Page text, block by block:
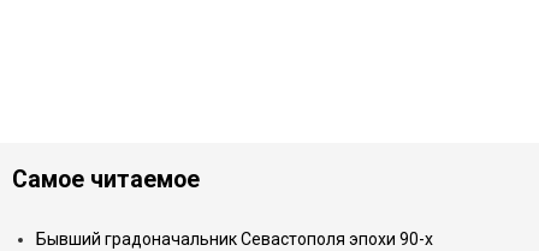
Самое читаемое
Бывший градоначальник Севастополя эпохи 90-х